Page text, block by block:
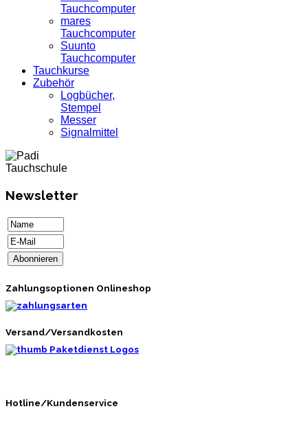
Tauchcomputer
mares
Tauchcomputer
Suunto
Tauchcomputer
Tauchkurse
Zubehör
Logbücher,
Stempel
Messer
Signalmittel
Newsletter
Zahlungsoptionen Onlineshop
Versand/Versandkosten
Hotline/Kundenservice